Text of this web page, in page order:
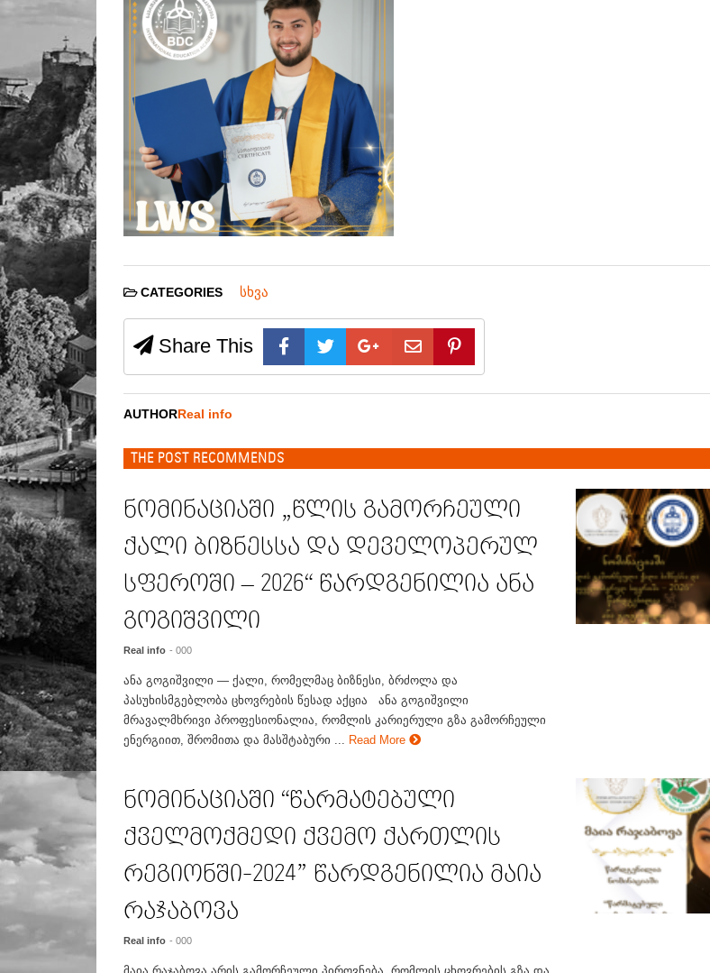
CATEGORIES სხვა
Share This
AUTHOR Real info
THE POST RECOMMENDS
ნომინაციაში „წლის გამორჩეული
ქალი ბიზნესსა და დეველოპერულ
სფეროში – 2026“ წარდგენილია ანა
გოგიშვილი
Real info - 000
ანა გოგიშვილი — ქალი, რომელმაც ბიზნესი, ბრძოლა და
პასუხისმგებლობა ცხოვრების წესად აქცია ანა გოგიშვილი
მრავალმხრივი პროფესიონალია, რომლის კარიერული გზა გამორჩეული
ენერგიით, შრომითა და მასშტაბური ...
Read More
ნომინაციაში “წარმატებული
ქველმოქმედი ქვემო ქართლის
რეგიონში-2024” წარდგენილია მაია
რაჯაბოვა
Real info - 000